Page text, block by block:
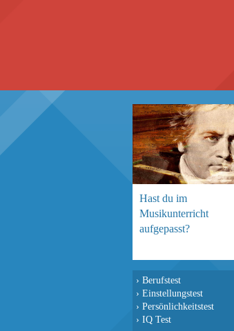
Hast du im
Musikunterricht
aufgepasst?
› Berufstest
› Einstellungstest
› Persönlichkeitstest
› IQ Test